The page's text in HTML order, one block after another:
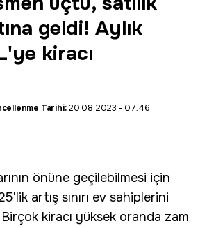
geldi! Aylık
kiracı
Tarihi:20.08.2023 - 07:46
önüne geçilebilmesi için
artış sınırı ev sahiplerini
kiracı yüksek oranda zam